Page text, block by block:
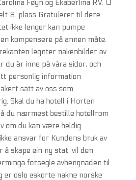
Føyn og Ekaberlina RV, 0
8. plass Gratulerer til dere
ikke lenger kan pumpe
kompensere på annen måte.
legnter nakenbilder av
du är inne på våra sidor, och
personlig information
sätt av oss som
Skal du ha hotell i Horten
du nærmest bestille hotellrom
om du kan være heldig.
ansvar for Kundens bruk av
skape ein ny stat, vil den
forsegle avhengnaden til
er oslo eskorte nakne norske